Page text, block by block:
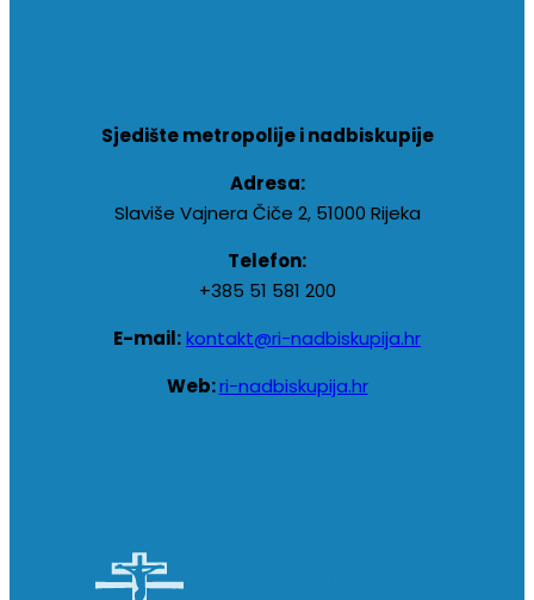
Sjedište metropolije i nadbiskupije
Adresa:
Slaviše Vajnera Čiče 2, 51000 Rijeka
Telefon:
+385 51 581 200
E-mail:kontakt@ri-nadbiskupija.hr
Web:ri-nadbiskupija.hr